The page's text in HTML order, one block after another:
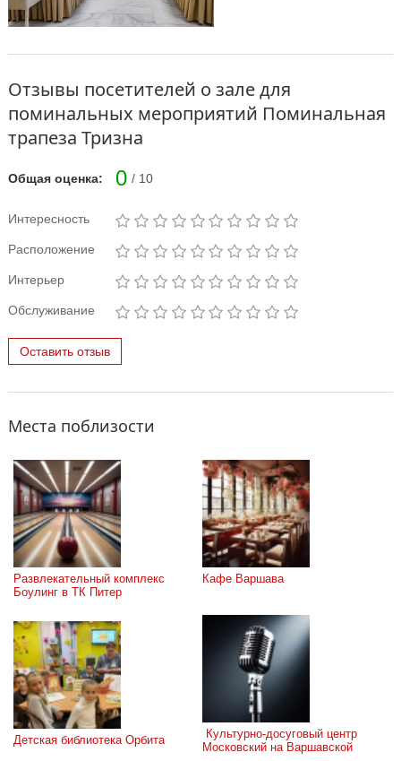
Отзывы посетителей о зале для
поминальных мероприятий Поминальная
трапеза Тризна
Общая оценка: 0 / 10
Интересность
Расположение
Интерьер
Обслуживание
Оставить отзыв
Места поблизости
Развлекательный комплекс
Боулинг в ТК Питер
Кафе Варшава
Детская библиотека Орбита
Московский на Варшавской